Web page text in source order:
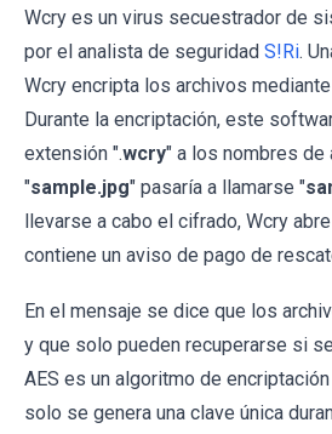
Wcry es un virus secuestrador de
por el analista de seguridad S!Ri.
Wcry encripta los archivos
Durante la encriptación, este
extensión ".wcry" a los nombres de
"sample.jpg" pasaría a llamarse "
llevarse a cabo el cifrado, Wcry
contiene un aviso de pago de
En el mensaje se dice que los
y que solo pueden recuperarse si
AES es un algoritmo de
solo se genera una clave única